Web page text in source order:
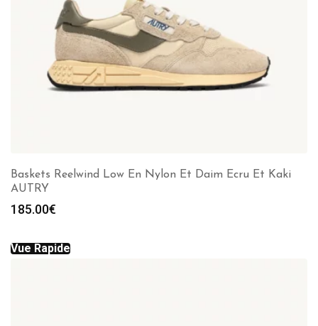
Baskets Reelwind Low En Nylon Et Daim Ecru Et Kaki
AUTRY
185.00€
Vue Rapide